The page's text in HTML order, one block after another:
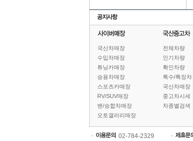
국산차매장
수입차매장
튜닝카매장
승용차매장
스포츠카매장
RV/SUV매장
밴/승합차매장
오토갤러리매장
전체차량
인기차량
확인차량
특수/특장차
국산차매장
중고차시세
차종별검색
02-784-2329